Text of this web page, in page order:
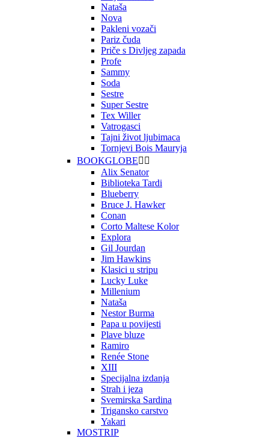
Nataša
Nova
Pakleni vozači
Pariz čuda
Priče s Divljeg zapada
Profe
Sammy
Soda
Sestre
Super Sestre
Tex Willer
Vatrogasci
Tajni život ljubimaca
Tornjevi Bois Mauryja
BOOKGLOBE 
Alix Senator
Biblioteka Tardi
Blueberry
Bruce J. Hawker
Conan
Corto Maltese Kolor
Explora
Gil Jourdan
Jim Hawkins
Klasici u stripu
Lucky Luke
Millenium
Nataša
Nestor Burma
Papa u povijesti
Plave bluze
Ramiro
Renée Stone
XIII
Specijalna izdanja
Strah i jeza
Svemirska Sardina
Trigansko carstvo
Yakari
MOSTRIP